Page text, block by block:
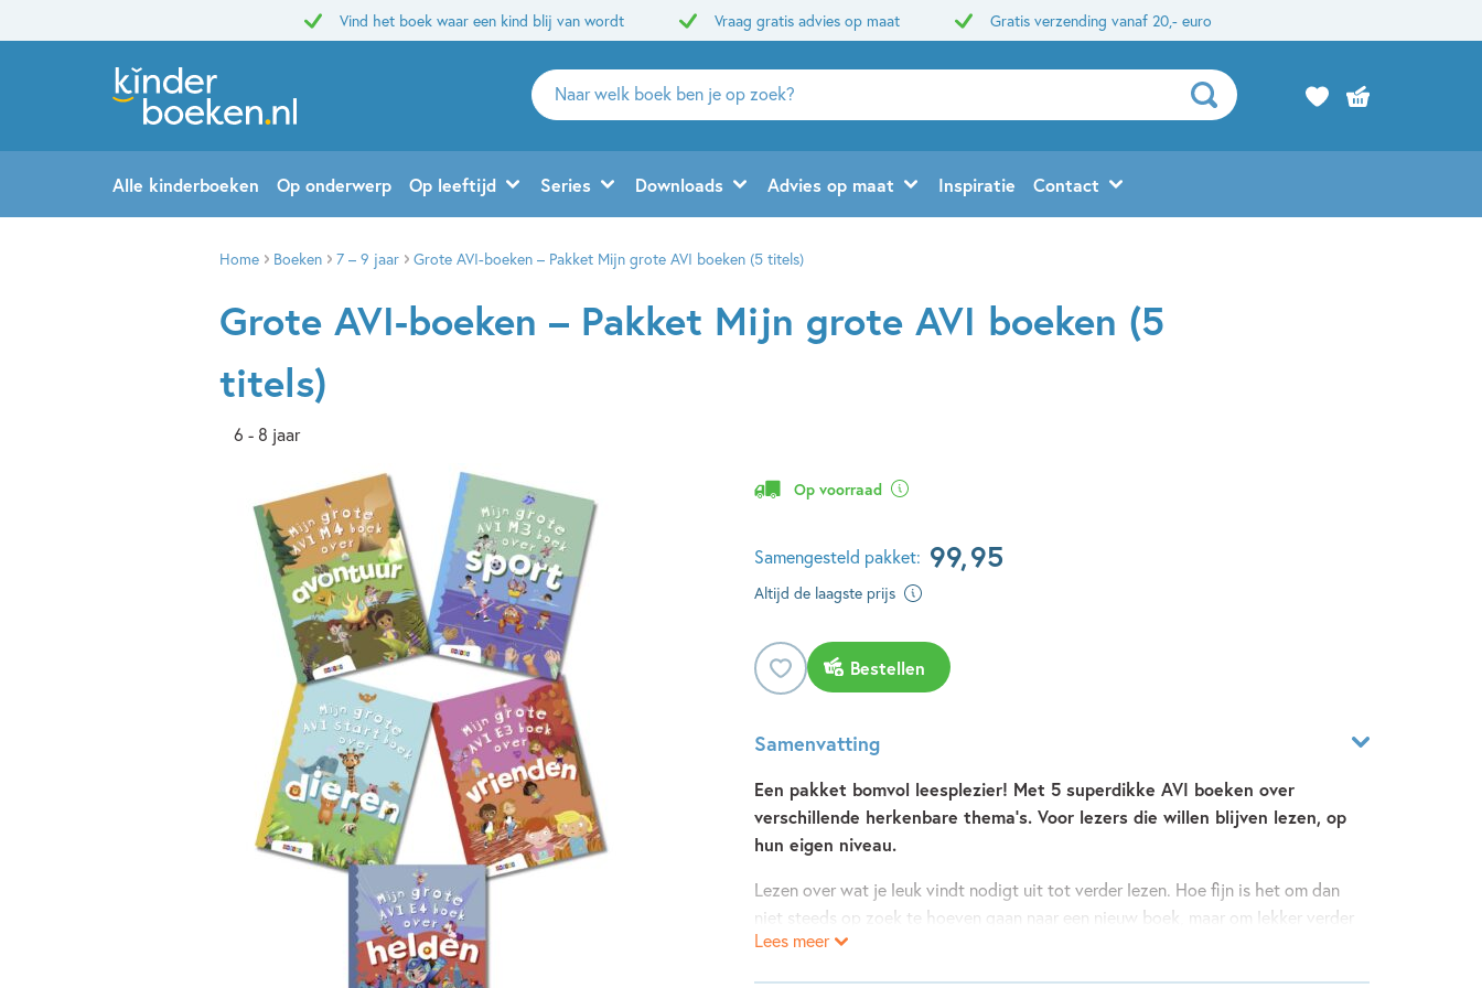
Vind het boek waar een kind blij van wordt Vraag gratis advies op maat Gratis verzending vanaf 20,- euro
Zoeken
naar
en
uitgevers
Alle kinderboeken Op onderwerp Op leeftijd Series Downloads Advies op maat Inspiratie Contact
Home Boeken 7 – 9 jaar Grote AVI-boeken – Pakket Mijn grote AVI boeken (5 titels)
Grote AVI-boeken – Pakket Mijn grote AVI boeken (5
titels)
6 - 8 jaar
Op voorraad
Samengesteld pakket: 99,95
Altijd de laagste prijs
Bestellen
Samenvatting
Een pakket bomvol leesplezier! Met 5 superdikke AVI boeken over
verschillende herkenbare thema’s. Voor lezers die willen blijven lezen, op
hun eigen niveau.
Lezen over wat je leuk vindt nodigt uit tot verder lezen. Hoe fijn is het om dan
niet steeds op zoek te hoeven gaan naar een nieuw boek, maar om lekker verder
te kunnen lezen in hetzelfde boek? Mijn grote AVI-boeken zijn superdikke boeken
Lees meer